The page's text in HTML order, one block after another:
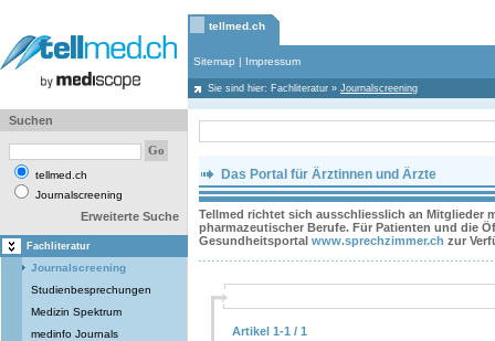
tellmed.ch
Sitemap | Impressum
Sie sind hier: Fachliteratur » Journalscreening
Suchen
tellmed.ch
Journalscreening
Erweiterte Suche
Fachliteratur
Journalscreening
Studienbesprechungen
Medizin Spektrum
medinfo Journals
Das Portal für Ärztinnen und Ärzte
Tellmed richtet sich ausschliesslich an Mitglieder
pharmazeutischer Berufe. Für Patienten und die
Gesundheitsportal www.sprechzimmer.ch zur
Artikel 1-1 / 1